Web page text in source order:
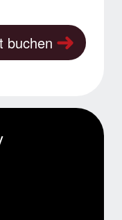
buchen